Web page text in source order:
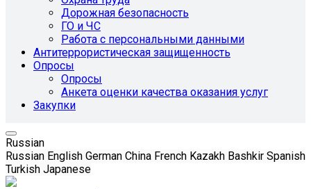
Дорожная безопасность
ГО и ЧС
Работа с персональными данными
Антитеррористическая защищенность
Опросы
Опросы
Анкета оценки качества оказания услуг
Закупки
Russian
Russian English German China French Kazakh Bashkir Spanish
Turkish Japanese